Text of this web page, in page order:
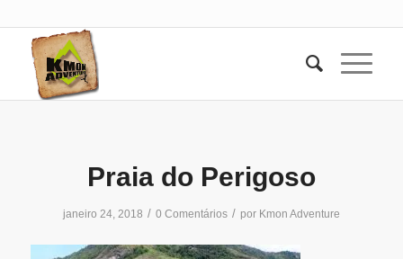
Praia do Perigoso
janeiro 24, 2018 / 0 Comentários / por Kmon Adventure